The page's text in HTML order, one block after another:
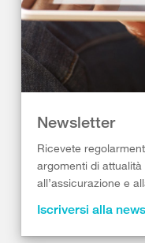
Newsletter
Ricevete
argomenti di
all’assicurazione e
Iscriversi alla